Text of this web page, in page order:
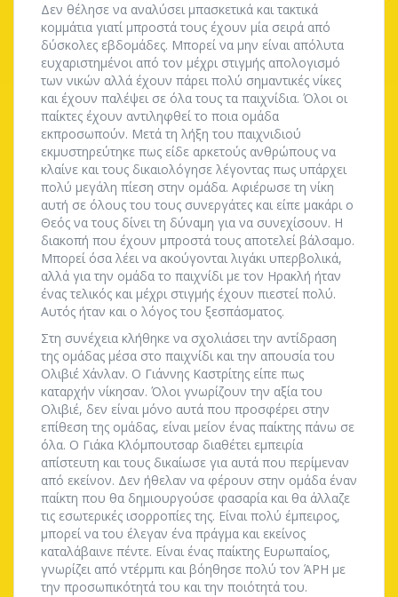
Δεν θέλησε να αναλύσει μπασκετικά και τακτικά
κομμάτια γιατί μπροστά τους έχουν μία σειρά από
δύσκολες εβδομάδες. Μπορεί να μην είναι απόλυτα
ευχαριστημένοι από τον μέχρι στιγμής απολογισμό
των νικών αλλά έχουν πάρει πολύ σημαντικές νίκες
και έχουν παλέψει σε όλα τους τα παιχνίδια. Όλοι οι
παίκτες έχουν αντιληφθεί το ποια ομάδα
εκπροσωπούν. Μετά τη λήξη του παιχνιδιού
εκμυστηρεύτηκε πως είδε αρκετούς ανθρώπους να
κλαίνε και τους δικαιολόγησε λέγοντας πως υπάρχει
πολύ μεγάλη πίεση στην ομάδα. Αφιέρωσε τη νίκη
αυτή σε όλους του τους συνεργάτες και είπε μακάρι ο
Θεός να τους δίνει τη δύναμη για να συνεχίσουν. Η
διακοπή που έχουν μπροστά τους αποτελεί βάλσαμο.
Μπορεί όσα λέει να ακούγονται λιγάκι υπερβολικά,
αλλά για την ομάδα το παιχνίδι με τον Ηρακλή ήταν
ένας τελικός και μέχρι στιγμής έχουν πιεστεί πολύ.
Αυτός ήταν και ο λόγος του ξεσπάσματος.
Στη συνέχεια κλήθηκε να σχολιάσει την αντίδραση
της ομάδας μέσα στο παιχνίδι και την απουσία του
Ολιβιέ Χάνλαν. Ο Γιάννης Καστρίτης είπε πως
καταρχήν νίκησαν. Όλοι γνωρίζουν την αξία του
Ολιβιέ, δεν είναι μόνο αυτά που προσφέρει στην
επίθεση της ομάδας, είναι μείον ένας παίκτης πάνω σε
όλα. Ο Γιάκα Κλόμπουτσαρ διαθέτει εμπειρία
απίστευτη και τους δικαίωσε για αυτά που περίμεναν
από εκείνον. Δεν ήθελαν να φέρουν στην ομάδα έναν
παίκτη που θα δημιουργούσε φασαρία και θα άλλαζε
τις εσωτερικές ισορροπίες της. Είναι πολύ έμπειρος,
μπορεί να του έλεγαν ένα πράγμα και εκείνος
καταλάβαινε πέντε. Είναι ένας παίκτης Ευρωπαίος,
γνωρίζει από ντέρμπι και βόηθησε πολύ τον ΆΡΗ με
την προσωπικότητά του και την ποιότητά του.